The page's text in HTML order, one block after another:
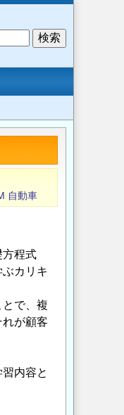
自動車
程式
カリキ
で、複
が顧客
内容と